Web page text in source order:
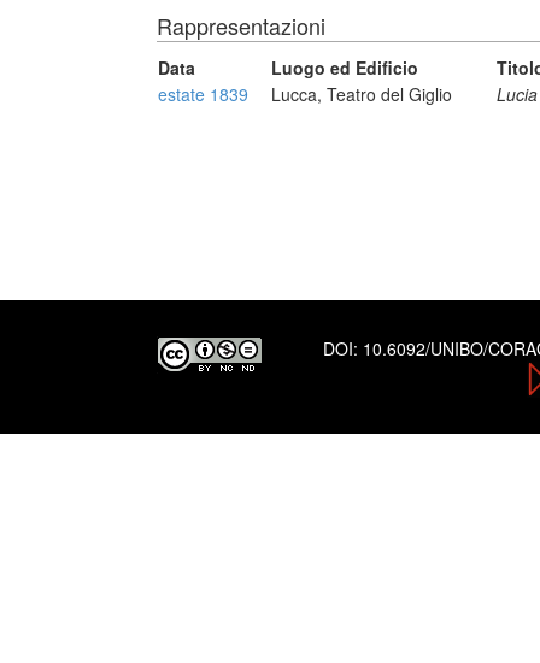
Rappresentazioni
Data Luogo ed Edificio
estate 1839
Lucca, Teatro del Giglio
DOI: 10.6092/UNIBO/